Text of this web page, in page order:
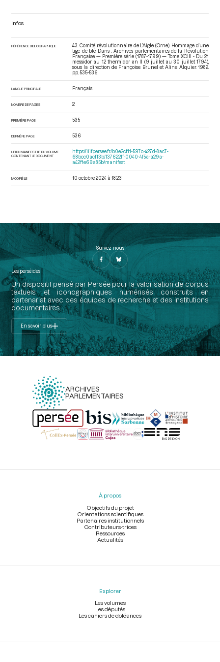
Infos
RÉFÉRENCE BIBLIOGRAPHIQUE
43. Comité révolutionnaire de L’Aigle (Orne). Hommage d’une
tige de blé. Dans : Archives parlementaires de la Révolution
Française — Première série (1787-1799) — Tome XCIII - Du 21
messidor au 12 thermidor an II (9 juillet au 30 juillet 1794),
sous la direction de Françoise Brunel et Aline Alquier. 1982.
pp. 535-536.
LANGUE PRINCIPALE Français
NOMBRE DE PAGES 2
PREMIÈRE PAGE 535
DERNIÈRE PAGE 536
URI DU MANIFEST IIIF DU VOLUME
CONTENANT LE DOCUMENT
https://iiif.persee.fr/b0e2cf11-597c-427d-8ac7-
68bcc0acf13b/f37622ff-0040-4f5a-a29a-
a42f1e69a85b/manifest
MODIFIÉ LE 10 octobre 2024 à 18:23
Suivez-nous
Les perséides
Un dispositif pensé par Persée pour la valorisation de corpus
textuels et iconographiques numérisés construits en
partenariat avec des équipes de recherche et des institutions
documentaires.
En savoir plus
ARCHIVES
PARLEMENTAIRES
Menu
À propos
Objectifs du projet
Orientations scientifiques
Partenaires institutionnels
Contributeurs-trices
Ressources
Actualités
Explorer
Les volumes
Les députés
Les cahiers de doléances